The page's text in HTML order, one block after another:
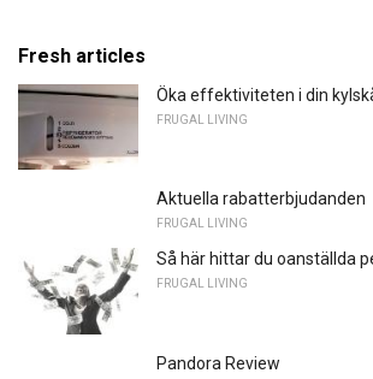
Fresh articles
Öka effektiviteten i din
FRUGAL LIVING
Aktuella rabatterbjudanden
FRUGAL LIVING
Så här hittar du oanställda
FRUGAL LIVING
Pandora Review